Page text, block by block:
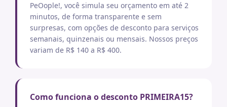
PeOople!, você simula seu orçamento em até 2
minutos, de forma transparente e sem
surpresas, com opções de desconto para serviços
semanais, quinzenais ou mensais. Nossos preços
variam de R$ 140 a R$ 400.
Como funciona o desconto PRIMEIRA15?